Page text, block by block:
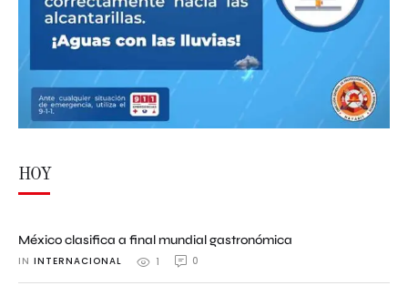
HOY
México clasifica a final mundial gastronómica
IN INTERNACIONAL 1 0